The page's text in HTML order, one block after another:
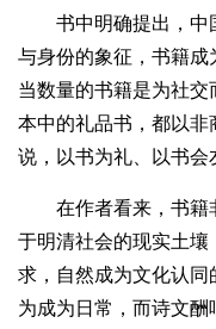
书中明确提出，中
与身份的象征，书籍
当数量的书籍是为社交
本中的礼品书，都以非
说，以书为礼、以书会
在作者看来，书籍
于明清社会的现实土
求，自然成为文化认
为成为日常，而诗文